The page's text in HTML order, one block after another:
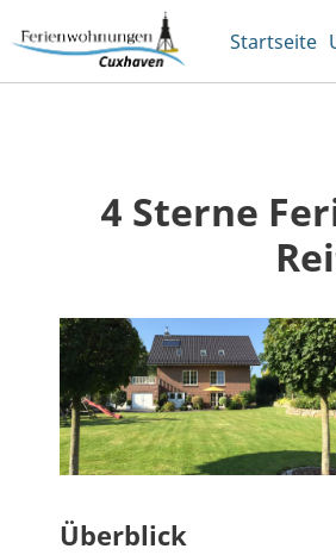
Startseite
4 Sterne
Überblick